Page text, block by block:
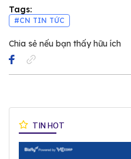
Tags:
#CN TIN TỨC
Chia sẻ nếu bạn thấy hữu ích
TIN HOT